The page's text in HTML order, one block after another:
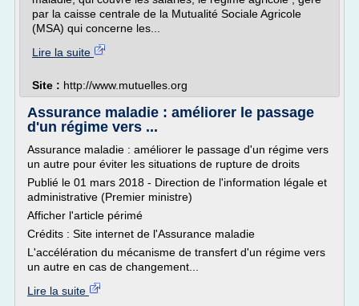
par la caisse centrale de la Mutualité Sociale Agricole
(MSA) qui concerne les...
Lire la suite
Site : http://www.mutuelles.org
Assurance maladie : améliorer le passage
d'un régime vers ...
Assurance maladie : améliorer le passage d'un régime vers
un autre pour éviter les situations de rupture de droits
Publié le 01 mars 2018 - Direction de l'information légale et
administrative (Premier ministre)
Afficher l'article périmé
Crédits : Site internet de l'Assurance maladie
L'accélération du mécanisme de transfert d'un régime vers
un autre en cas de changement...
Lire la suite